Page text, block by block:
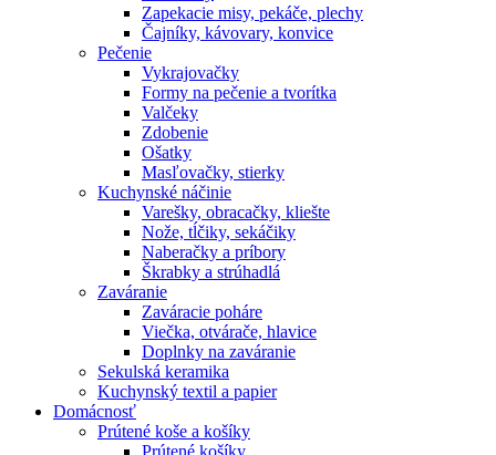
Zapekacie misy, pekáče, plechy
Čajníky, kávovary, konvice
Pečenie
Vykrajovačky
Formy na pečenie a tvorítka
Valčeky
Zdobenie
Ošatky
Masľovačky, stierky
Kuchynské náčinie
Varešky, obracačky, kliešte
Nože, tĺčiky, sekáčiky
Naberačky a príbory
Škrabky a strúhadlá
Zaváranie
Zaváracie poháre
Viečka, otvárače, hlavice
Doplnky na zaváranie
Sekulská keramika
Kuchynský textil a papier
Domácnosť
Prútené koše a košíky
Prútené košíky